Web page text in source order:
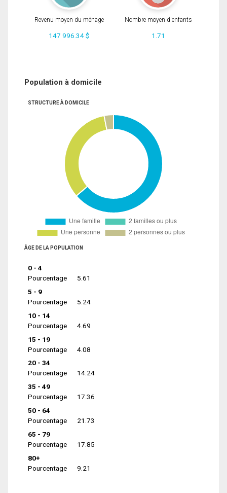
Revenu moyen du ménage
147 996.34 $
Nombre moyen d'enfants
1.71
Population à domicile
STRUCTURE À DOMICILE
ÂGE DE LA POPULATION
0 - 4
Pourcentage
5.61
5 - 9
Pourcentage
5.24
10 - 14
Pourcentage
4.69
15 - 19
Pourcentage
4.08
20 - 34
Pourcentage
14.24
35 - 49
Pourcentage
17.36
50 - 64
Pourcentage
21.73
65 - 79
Pourcentage
17.85
80+
Pourcentage
9.21